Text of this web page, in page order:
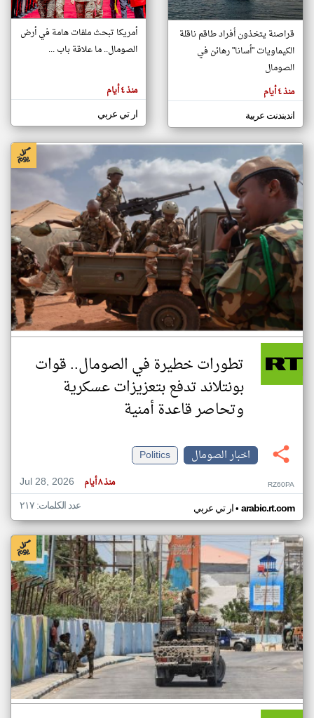
تغيير الدولة
اخبار الصومال على مدار الساعة
أهم اخبار الصومال العاجلة والمباشرة
المقالات
هنا عن
وجهة
كاتبيها.
قراصنة يتخذون أفراد طاقم ناقلة
الكيماويات "أسانا" رهائن في
الصومال
منذ ٤ أيام
اندبندنت عربية
أمريكا تبحث ملفات هامة في أرض
الصومال.. ما علاقة باب ...
منذ ٤ أيام
ار تي عربي
تطورات خطيرة في الصومال.. قوات
بونتلاند تدفع بتعزيزات عسكرية
وتحاصر قاعدة أمنية
اخبار الصومال
Politics
Jul 28, 2026
منذ ٨ أيام RZ60PA
ار تي عربي• arabic.rt.com عدد الكلمات: ٢١٧
klyoum.com